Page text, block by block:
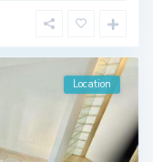
Location